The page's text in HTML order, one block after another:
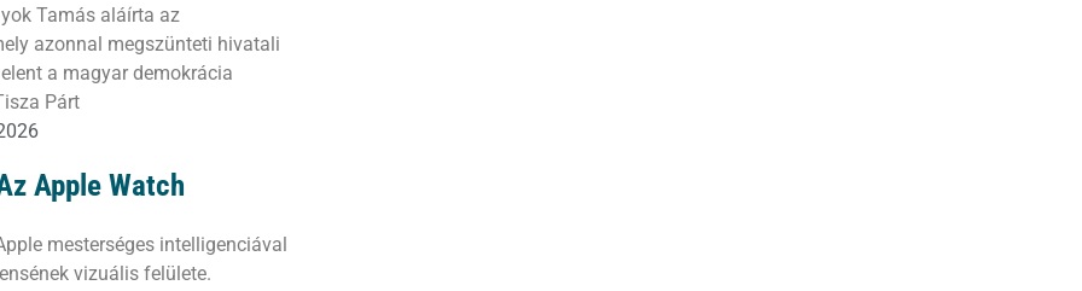
Tamás aláírta az
azonnal megszünteti hivatali
a magyar demokrácia
Párt
Apple Watch
mesterséges intelligenciával
vizuális felülete.